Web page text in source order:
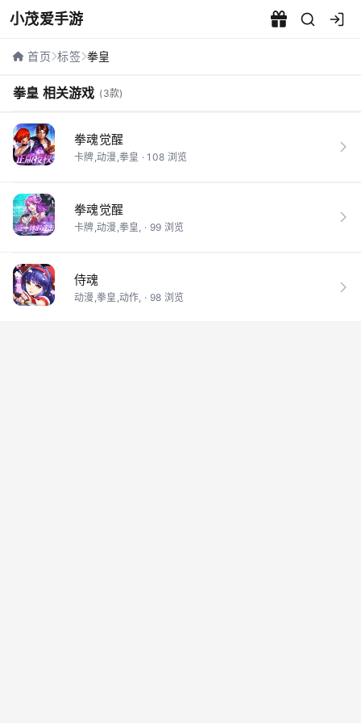
小茂爱手游
拳皇相关游戏 - 小茂爱手游
首页 标签 拳皇
拳皇 相关游戏 (3款)
拳魂觉醒
卡牌,动漫,拳皇 · 108 浏览
拳魂觉醒
卡牌,动漫,拳皇, · 99 浏览
侍魂
动漫,拳皇,动作, · 98 浏览